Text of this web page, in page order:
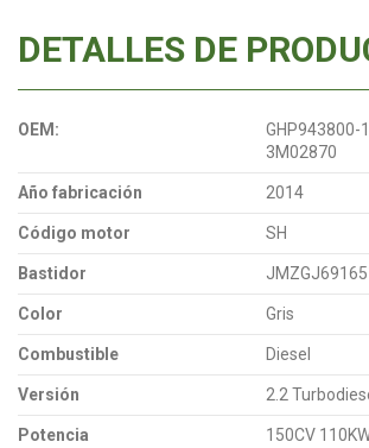
DETALLES DE
OEM:
GHP943800-
3M02870
Año fabricación 2014
Código motor SH
Bastidor
Color Gris
Combustible Diesel
Versión 2.2
Potencia 150CV